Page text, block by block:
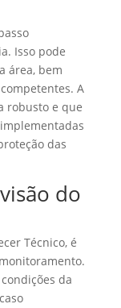
Isso pode
área, bem
A
robusto e que
das
do
Técnico, é
da